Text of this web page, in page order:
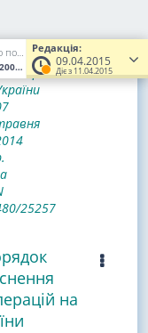
Редакція:
09.04.2015
Діє з 11.04.2015
Про затвердження Інструкції про порядок організації та здійснення валютно-обмінних операцій на території України та змін до деяких нормативно-правових актів Національного банку України
№ 502 (Увага! Попередня
25257
на